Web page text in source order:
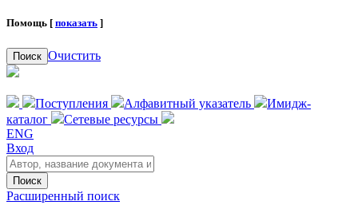
Помощь [ показать ]
Поиск Очистить
Поступления Алфавитный указатель
Имидж-
каталог
Сетевые ресурсы
ENG
Вход
Поиск
Расширенный поиск